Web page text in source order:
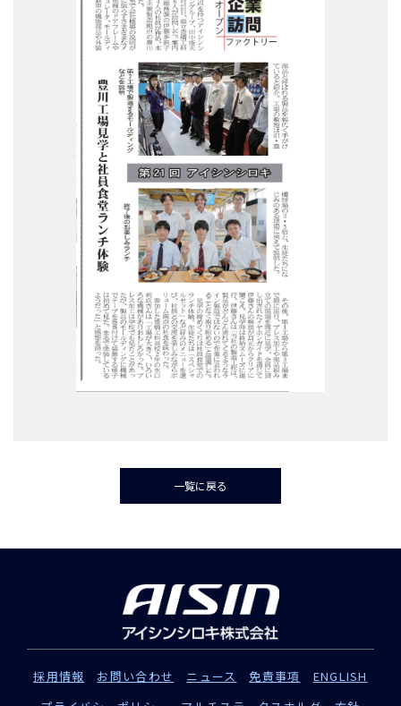
一覧に戻る
採用情報 お問い合わせ ニュース 免責事項
ENGLISH